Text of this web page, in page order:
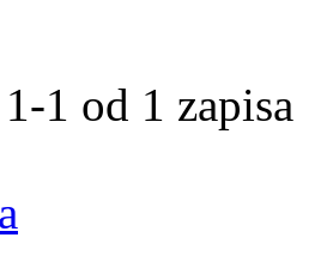
1 od 1 zapisa